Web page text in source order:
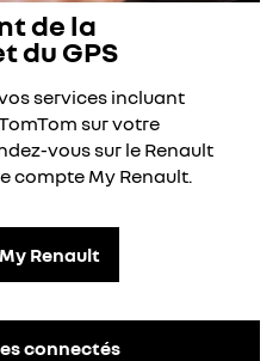
de la
du GPS
services incluant
sur votre
vous sur le Renault
compte My Renault.
Renault
connectés